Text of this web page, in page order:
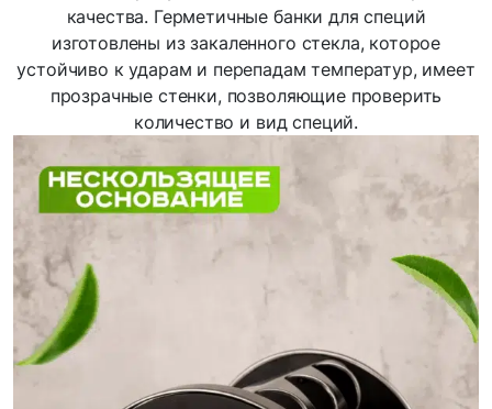
качества. Герметичные банки для специй
изготовлены из закаленного стекла, которое
устойчиво к ударам и перепадам температур, имеет
прозрачные стенки, позволяющие проверить
количество и вид специй.